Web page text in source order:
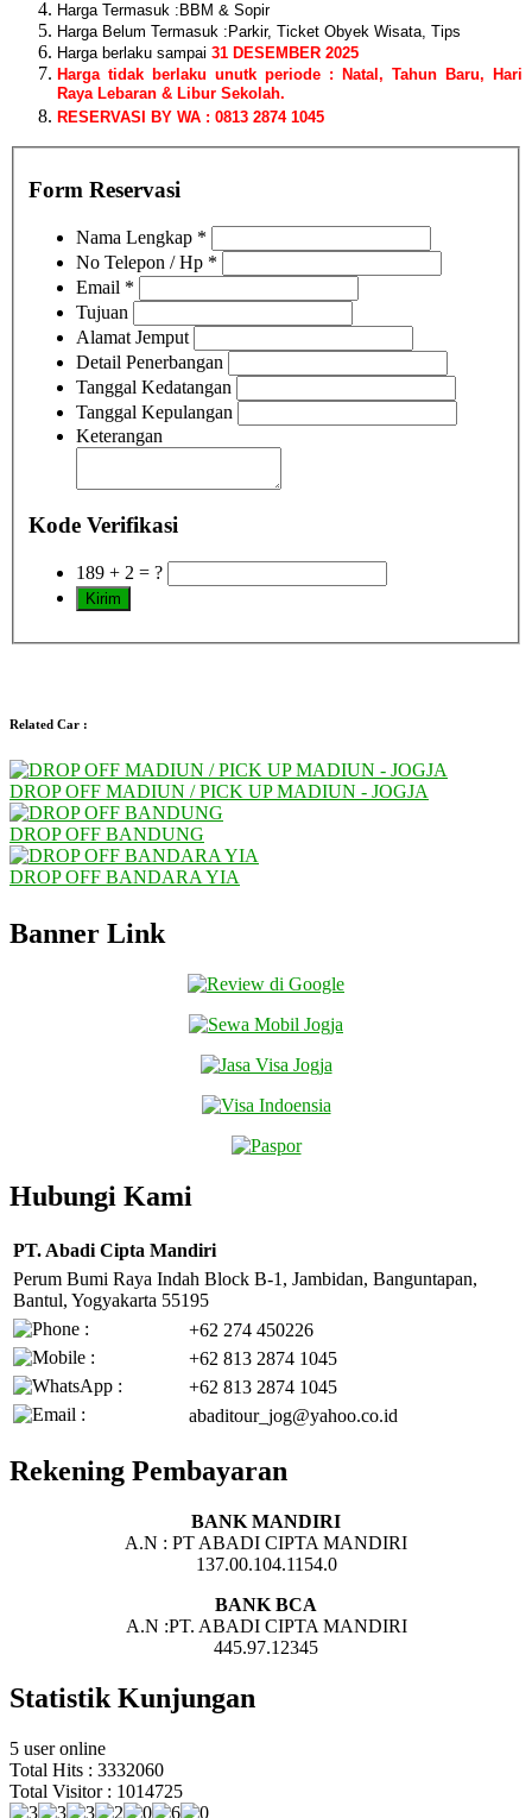
Harga Termasuk :BBM & Sopir
Harga Belum Termasuk :Parkir, Ticket Obyek Wisata, Tips
Harga berlaku sampai 31 DESEMBER 2025
Harga tidak berlaku unutk periode : Natal, Tahun Baru, Hari
Raya Lebaran & Libur Sekolah.
RESERVASI BY WA : 0813 2874 1045
Form Reservasi
Nama Lengkap *
No Telepon / Hp *
Email *
Tujuan
Alamat Jemput
Detail Penerbangan
Tanggal Kedatangan
Tanggal Kepulangan
Keterangan
Kode Verifikasi
189 + 2 = ?
Related Car :
DROP OFF MADIUN / PICK UP MADIUN - JOGJA
DROP OFF BANDUNG
DROP OFF BANDARA YIA
Banner Link
Hubungi Kami
PT. Abadi Cipta Mandiri
Perum Bumi Raya Indah Block B-1, Jambidan, Banguntapan,
Bantul, Yogyakarta 55195
+62 274 450226
+62 813 2874 1045
+62 813 2874 1045
abaditour_jog@yahoo.co.id
Rekening Pembayaran
BANK MANDIRI
A.N : PT ABADI CIPTA MANDIRI
137.00.104.1154.0
BANK BCA
A.N :PT. ABADI CIPTA MANDIRI
445.97.12345
Statistik Kunjungan
5 user online
Total Hits : 3332060
Total Visitor : 1014725